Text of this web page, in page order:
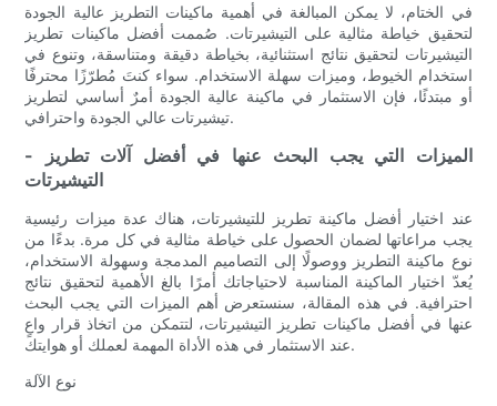
في الختام، لا يمكن المبالغة في أهمية ماكينات التطريز عالية الجودة
لتحقيق خياطة مثالية على التيشيرتات. صُممت أفضل ماكينات تطريز
التيشيرتات لتحقيق نتائج استثنائية، بخياطة دقيقة ومتناسقة، وتنوع في
استخدام الخيوط، وميزات سهلة الاستخدام. سواء كنتَ مُطرّزًا محترفًا
أو مبتدئًا، فإن الاستثمار في ماكينة عالية الجودة أمرٌ أساسي لتطريز
تيشيرتات عالي الجودة واحترافي.
- الميزات التي يجب البحث عنها في أفضل آلات تطريز
التيشيرتات
عند اختيار أفضل ماكينة تطريز للتيشيرتات، هناك عدة ميزات رئيسية
يجب مراعاتها لضمان الحصول على خياطة مثالية في كل مرة. بدءًا من
نوع ماكينة التطريز ووصولًا إلى التصاميم المدمجة وسهولة الاستخدام،
يُعدّ اختيار الماكينة المناسبة لاحتياجاتك أمرًا بالغ الأهمية لتحقيق نتائج
احترافية. في هذه المقالة، سنستعرض أهم الميزات التي يجب البحث
عنها في أفضل ماكينات تطريز التيشيرتات، لتتمكن من اتخاذ قرار واعٍ
عند الاستثمار في هذه الأداة المهمة لعملك أو هوايتك.
نوع الآلة